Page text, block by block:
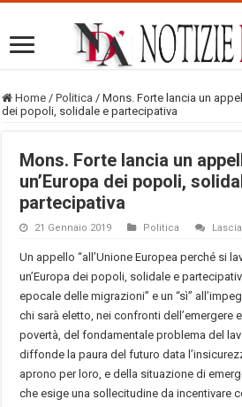
Home / Politica / Mons. Forte lancia un
dei popoli, solidale e partecipativa
Mons. Forte lancia un
un’Europa dei popoli,
partecipativa
21 Gennaio 2019 Politica
Un appello “all’Unione Europea perché si
un’Europa dei popoli, solidale e
epocale delle migrazioni” e un “sì”
chi sarà eletto, nei confronti dell’emergere
povertà, del fondamentale problema del
diffonde la paura del futuro data
aprono per loro, e della situazione di
che esige una sollecitudine da incentivare